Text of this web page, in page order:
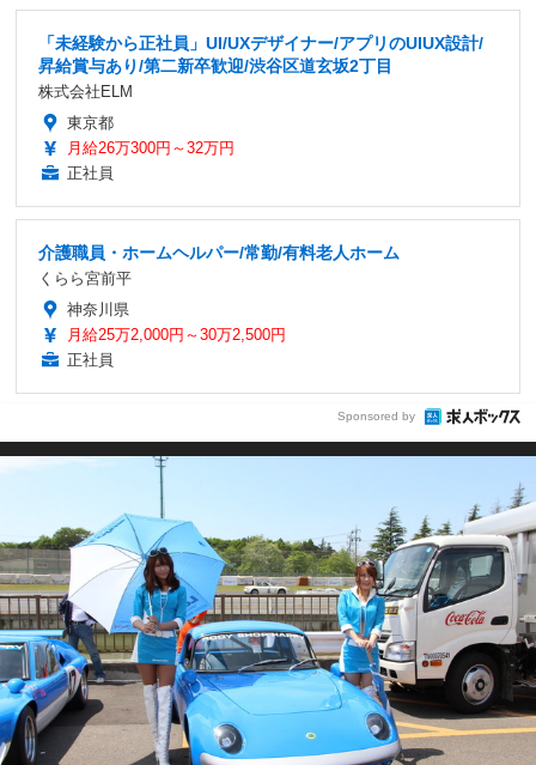
「未経験から正社員」UI/UXデザイナー/アプリのUIUX設計/
昇給賞与あり/第二新卒歓迎/渋谷区道玄坂2丁目
株式会社ELM
東京都
月給26万300円～32万円
正社員
介護職員・ホームヘルパー/常勤/有料老人ホーム
くらら宮前平
神奈川県
月給25万2,000円～30万2,500円
正社員
Sponsored by